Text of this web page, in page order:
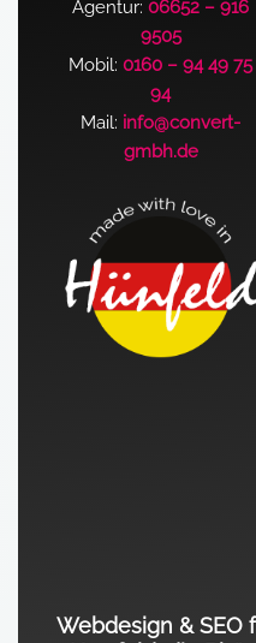
Agentur:06652 – 916
9505
Mobil:0160 – 94 49 75
94
Mail: info@convert-
gmbh.de
Webdesign & SEO